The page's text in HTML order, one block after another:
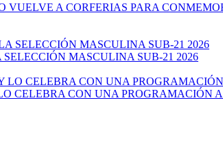
A CORFERIAS PARA
MASCULINA SUB-21 2026
CELEBRA CON UNA PROGRAMACIÓN